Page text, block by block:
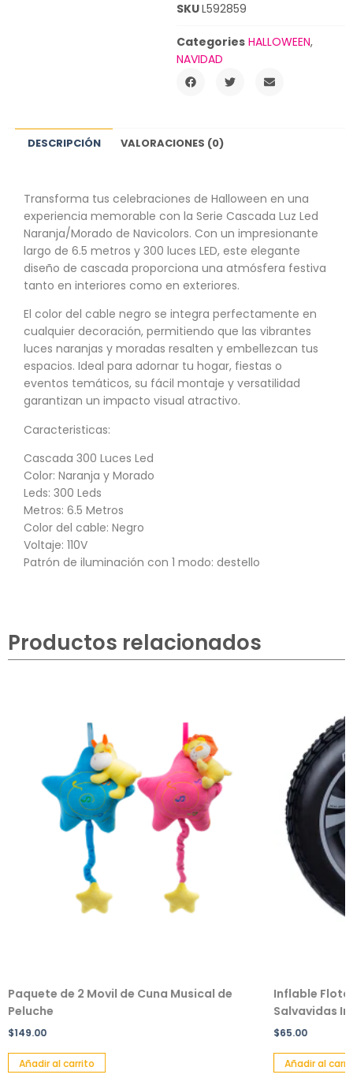
SKUL592859
Categories HALLOWEEN,
NAVIDAD
DESCRIPCIÓN VALORACIONES (0)
Transforma tus celebraciones de Halloween en una
experiencia memorable con la Serie Cascada Luz Led
Naranja/Morado de Navicolors. Con un impresionante
largo de 6.5 metros y 300 luces LED, este elegante
diseño de cascada proporciona una atmósfera festiva
tanto en interiores como en exteriores.
El color del cable negro se integra perfectamente en
cualquier decoración, permitiendo que las vibrantes
luces naranjas y moradas resalten y embellezcan tus
espacios. Ideal para adornar tu hogar, fiestas o
eventos temáticos, su fácil montaje y versatilidad
garantizan un impacto visual atractivo.
Caracteristicas:
Cascada 300 Luces Led
Color: Naranja y Morado
Leds: 300 Leds
Metros: 6.5 Metros
Color del cable: Negro
Voltaje: 110V
Patrón de iluminación con 1 modo: destello
Productos relacionados
Paquete de 2 Movil de Cuna Musical de
Peluche
$149.00
Añadir al carrito
Inflable
Salvavidas
$65.00
Añadir al